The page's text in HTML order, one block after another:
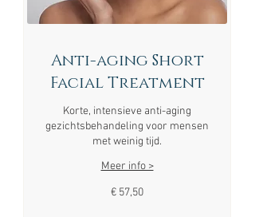
Anti-aging Short
Facial Treatment
Korte, intensieve anti-aging
gezichtsbehandeling voor mensen
met weinig tijd.
Meer info >
€ 57,50